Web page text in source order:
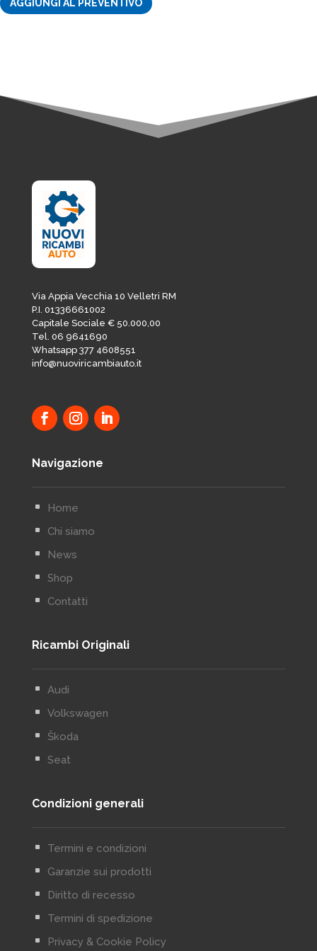
originaleattuale
AGGIUNGI AL PREVENTIVO
Via Appia Vecchia 10 Velletri RM
P.I. 01336661002
Capitale Sociale € 50.000,00
Tel. 06 9641690
Whatsapp 377 4608551
info@nuoviricambiauto.it
Navigazione
^ Home
^ Chi siamo
^ News
^ Shop
^ Contatti
Ricambi Originali
^ Audi
^ Volkswagen
^ Škoda
^ Seat
Condizioni generali
^ Termini e condizioni
^ Garanzie sui prodotti
^ Diritto di recesso
^ Termini di spedizione
^ Privacy & Cookie Policy